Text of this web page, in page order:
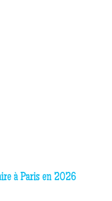
à Paris en 2026